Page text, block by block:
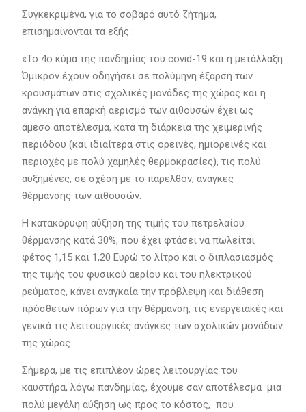
Συγκεκριμένα, για το σοβαρό αυτό ζήτημα,
επισημαίνονται τα εξής :
«Το 4ο κύμα της πανδημίας του covid-19 και η μετάλλαξη
Όμικρον έχουν οδηγήσει σε πολύμηνη έξαρση των
κρουσμάτων στις σχολικές μονάδες της χώρας και η
ανάγκη για επαρκή αερισμό των αιθουσών έχει ως
άμεσο αποτέλεσμα, κατά τη διάρκεια της χειμερινής
περιόδου (και ιδιαίτερα στις ορεινές, ημιορεινές και
περιοχές με πολύ χαμηλές θερμοκρασίες), τις πολύ
αυξημένες, σε σχέση με το παρελθόν, ανάγκες
θέρμανσης των αιθουσών.
Η κατακόρυφη αύξηση της τιμής του πετρελαίου
θέρμανσης κατά 30%, που έχει φτάσει να πωλείται
φέτος 1,15 και 1,20 Ευρώ το λίτρο και ο διπλασιασμός
της τιμής του φυσικού αερίου και του ηλεκτρικού
ρεύματος, κάνει αναγκαία την πρόβλεψη και διάθεση
πρόσθετων πόρων για την θέρμανση, τις ενεργειακές και
γενικά τις λειτουργικές ανάγκες των σχολικών μονάδων
της χώρας.
Σήμερα, με τις επιπλέον ώρες λειτουργίας του
καυστήρα, λόγω πανδημίας, έχουμε σαν αποτέλεσμα μια
πολύ μεγάλη αύξηση ως προς το κόστος, που